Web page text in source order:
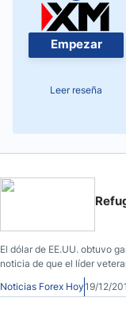
Empezar
Leer reseña
El dólar de EE.UU. obtuvo
noticia de que el líder
que dio apoyo a la moneda
pm, el dólar de EE.UU
Noticias Forex Hoy19/12/